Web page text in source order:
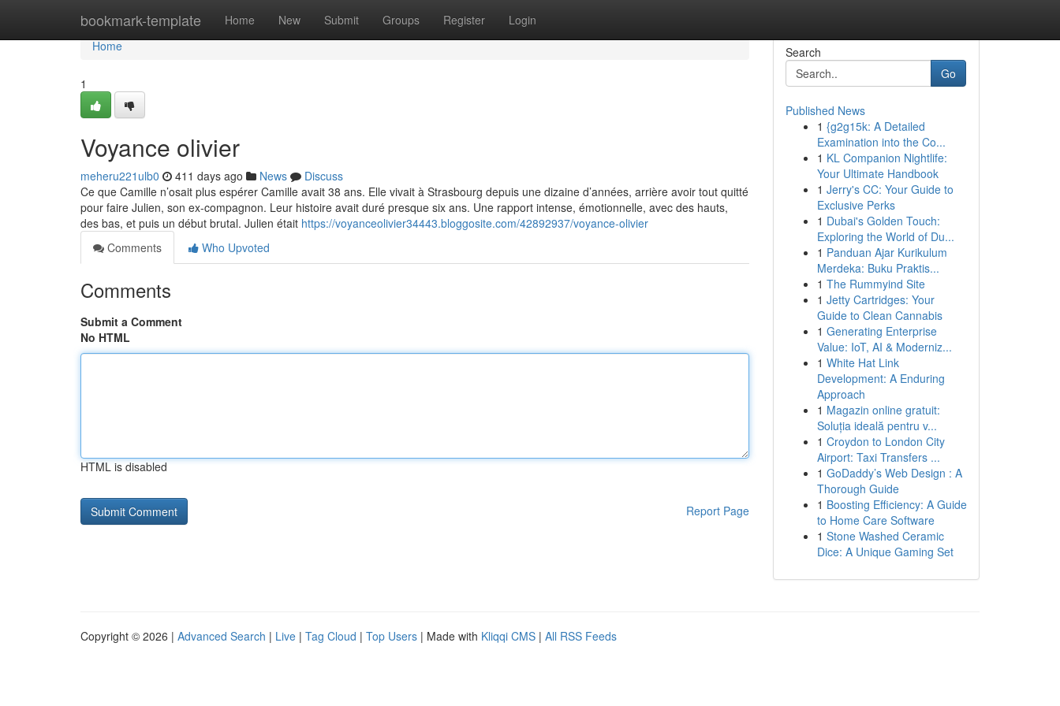
bookmark-template Home New Submit Groups Register Login
Home
Home
1
Voyance olivier
meheru221ulb0 411 days ago News
Discuss
Ce que Camille n’osait plus espérer Camille avait 38 ans. Elle vivait à Strasbourg depuis une dizaine d’années, arrière avoir tout quitté
pour faire Julien, son ex-compagnon. Leur histoire avait duré presque six ans. Une rapport intense, émotionnelle, avec des hauts,
des bas, et puis un début brutal. Julien était https://voyanceolivier34443.bloggosite.com/42892937/voyance-olivier
Comments
Who Upvoted
Comments
Submit a Comment
No HTML
HTML is disabled
Report Page
Search
Go
Published News
1 {g2g15k: A Detailed
Examination into the Co...
1 KL Companion Nightlife:
Your Ultimate Handbook
1 Jerry's CC: Your Guide to
Exclusive Perks
1 Dubai's Golden Touch:
Exploring the World of Du...
1 Panduan Ajar Kurikulum
Merdeka: Buku Praktis...
1 The Rummyind Site
1 Jetty Cartridges: Your
Guide to Clean Cannabis
1 Generating Enterprise
Value: IoT, AI & Moderniz...
1 White Hat Link
Development: A Enduring
Approach
1 Magazin online gratuit:
Soluția ideală pentru v...
1 Croydon to London City
Airport: Taxi Transfers ...
1 GoDaddy’s Web Design : A
Thorough Guide
1 Boosting Efficiency: A Guide
to Home Care Software
1 Stone Washed Ceramic
Dice: A Unique Gaming Set
Copyright © 2026 | Advanced Search | Live | Tag Cloud | Top Users | Made with Kliqqi CMS | All RSS Feeds